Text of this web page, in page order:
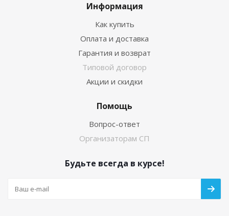
Информация
Как купить
Оплата и доставка
Гарантия и возврат
Типовой договор
Акции и скидки
Помощь
Вопрос-ответ
Организаторам СП
Будьте всегда в курсе!